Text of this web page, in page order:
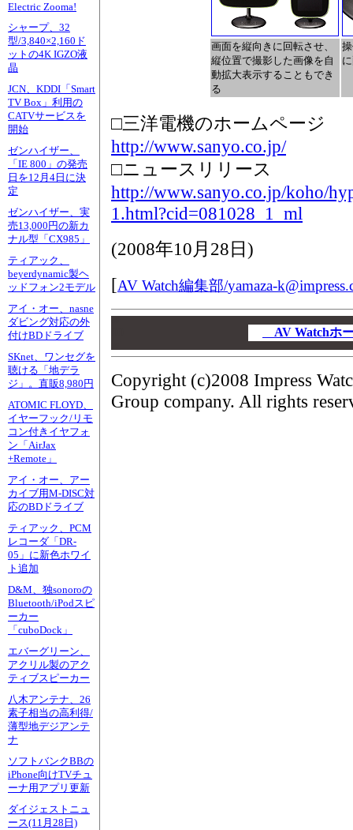
Electric Zooma!
シャープ、32
型/3,840×2,160ド
ットの4K IGZO液
晶
JCN、KDDI「Smart
TV Box」利用の
CATVサービスを
開始
ゼンハイザー、
「IE 800」の発売
日を12月4日に決
定
ゼンハイザー、実
売13,000円の新カ
ナル型「CX985」
ティアック、
beyerdynamic製ヘ
ッドフォン2モデル
アイ・オー、nasne
ダビング対応の外
付けBDドライブ
SKnet、ワンセグを
聴ける「地デラ
ジ」。直販8,980円
ATOMIC FLOYD、
イヤーフック/リモ
コン付きイヤフォ
ン「AirJax
+Remote」
アイ・オー、アー
カイブ用M-DISC対
応のBDドライブ
ティアック、PCM
レコーダ「DR-
05」に新色ホワイ
ト追加
D&M、独sonoroの
Bluetooth/iPodスピ
ーカー
「cuboDock」
エバーグリーン、
アクリル製のアク
ティブスピーカー
八木アンテナ、26
素子相当の高利得/
薄型地デジアンテ
ナ
ソフトバンクBBの
iPhone向けTVチュ
ーナ用アプリ更新
ダイジェストニュ
ース(11月28日)
画面を縦向きに回転させ、
縦位置で撮影した画像を自
動拡大表示することもでき
る
□三洋電機のホームページ
http://www.sanyo.co.jp/
□ニュースリリース
http://www.sanyo.co.jp/koho/
1.html?cid=081028_1_ml
(2008年10月28日)
[AV Watch編集部/yamaza-
AV Watchホ
Copyright (c)2008 Impress
Group company. All rights